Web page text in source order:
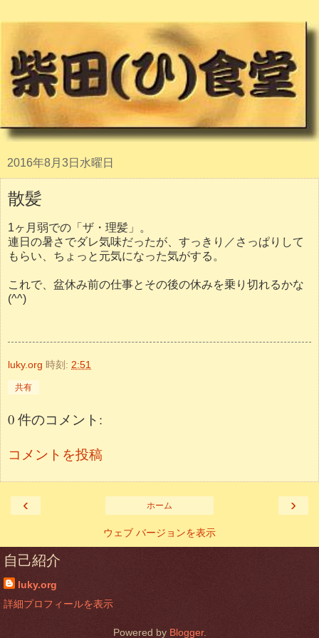
2016年8月3日水曜日
散髪
1ヶ月弱での「ザ・理髪」。
連日の暑さでダレ気味だったが、すっきり／さっぱりして
もらい、ちょっと元気になった気がする。
これで、盆休み前の仕事とその後の休みを乗り切れるかな
(^^)
luky.org 時刻: 2:51
共有
0 件のコメント:
コメントを投稿
‹ ›
ホーム
ウェブ バージョンを表示
自己紹介
luky.org
詳細プロフィールを表示
Powered by Blogger.